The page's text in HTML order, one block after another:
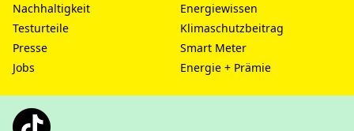
Nachhaltigkeit
Testurteile
Presse
Jobs
Energiewissen
Klimaschutzbeitrag
Smart Meter
Energie + Prämie